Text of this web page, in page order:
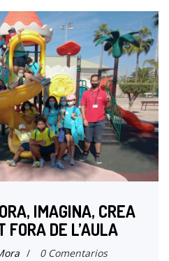
IMAGINA, CREA
FORA DE L’AULA
/ 0 Comentarios